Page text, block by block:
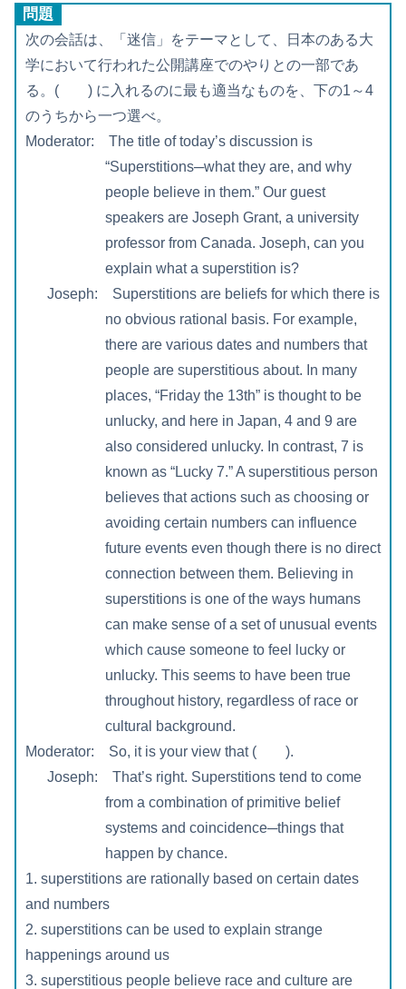
問題
次の会話は、「迷信」をテーマとして、日本のある大
学において行われた公開講座でのやりとの一部であ
る。( ) に入れるのに最も適当なものを、下の1～4
のうちから一つ選べ。
Moderator: The title of today’s discussion is
“Superstitions─what they are, and why
people believe in them.” Our guest
speakers are Joseph Grant, a university
professor from Canada. Joseph, can you
explain what a superstition is?
Joseph: Superstitions are beliefs for which there is
no obvious rational basis. For example,
there are various dates and numbers that
people are superstitious about. In many
places, “Friday the 13th” is thought to be
unlucky, and here in Japan, 4 and 9 are
also considered unlucky. In contrast, 7 is
known as “Lucky 7.” A superstitious person
believes that actions such as choosing or
avoiding certain numbers can influence
future events even though there is no direct
connection between them. Believing in
superstitions is one of the ways humans
can make sense of a set of unusual events
which cause someone to feel lucky or
unlucky. This seems to have been true
throughout history, regardless of race or
cultural background.
Moderator: So, it is your view that ( ).
Joseph: That’s right. Superstitions tend to come
from a combination of primitive belief
systems and coincidence─things that
happen by chance.
1. superstitions are rationally based on certain dates
and numbers
2. superstitions can be used to explain strange
happenings around us
3. superstitious people believe race and culture are